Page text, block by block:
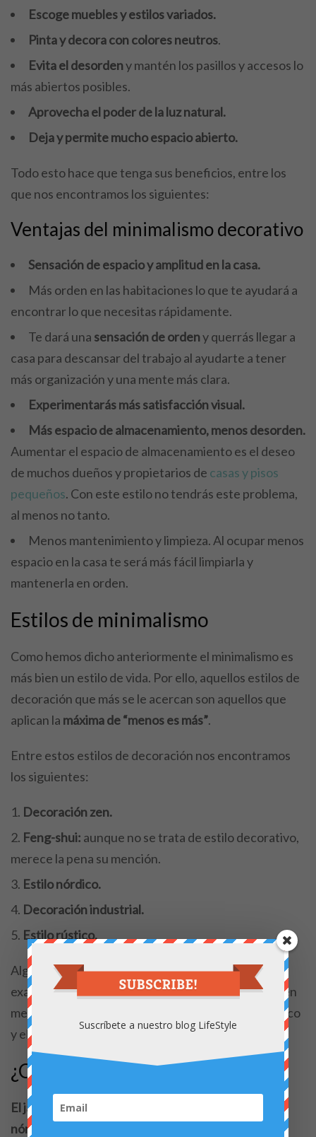
Escoge muebles y estilos variados.
Pinta y decora con colores neutros.
Evita el desordeny mantén los pasillos y accesos lo
más abiertos posibles.
Aprovecha el poder de la luz natural.
Deja y permite mucho espacio abierto.
Todo esto hace que tenga sus beneficios, entre los
que nos encontramos los siguientes:
Ventajas del minimalismo decorativo
Sensación de espacio y amplitud en la casa.
Más orden en las habitaciones lo que te ayudará a
encontrar lo que necesitas rápidamente.
Te dará una sensación de ordeny querrás llegar a
casa para descansar del trabajo al ayudarte a tener
más organización y una mente más clara.
Experimentarás más satisfacción visual.
Más espacio de almacenamiento, menos desorden.
Aumentar el espacio de almacenamiento es el deseo
de muchos dueños y propietarios de casas y pisos
pequeños. Con este estilo no tendrás este problema,
al menos no tanto.
Menos mantenimiento y limpieza. Al ocupar menos
espacio en la casa te será más fácil limpiarla y
mantenerla en orden.
Estilos de minimalismo
Como hemos dicho anteriormente el minimalismo es
más bien un estilo de vida. Por ello, aquellos estilos de
decoración que más se le acercan son aquellos que
aplican la máxima de “menos es más”.
Entre estos estilos de decoración nos encontramos
los siguientes:
Decoración zen.
Feng-shui: aunque no se trata de estilo decorativo,
merece la pena su mención.
Estilo nórdico.
Decoración industrial.
Estilo rústico.
Algunos de estos estilos decorativos no son
exactamente minimalistas ya que también se pueden
mezclar con otros estilos, en especial, el estilo rústico
y el industrial.
¿Qué es japandi?
El japandi es una mezcla de estas dos palabras:
nórdico y japonés (en inglés, japan)
Suscríbete a nuestro blog LifeStyle